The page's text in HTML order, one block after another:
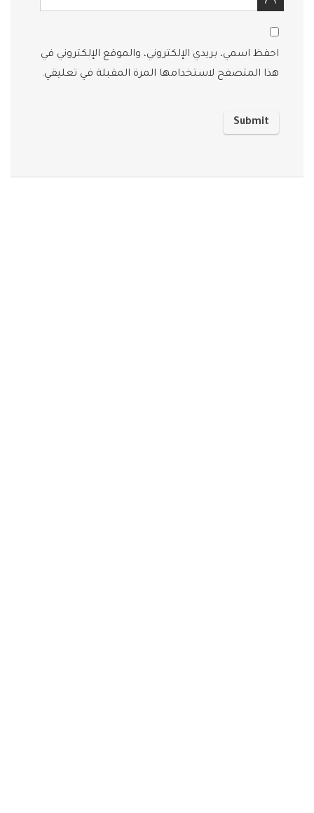
احفظ اسمي، بريدي الإلكتروني، والموقع الإلكتروني في
هذا المتصفح لاستخدامها المرة المقبلة في تعليقي.